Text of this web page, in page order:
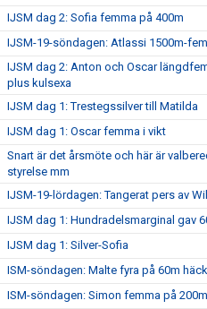
IJSM dag 2: Sofia femma på 400m
IJSM-19-söndagen: Atlassi 1500m-
IJSM dag 2: Anton och Oscar
plus kulsexa
IJSM dag 1: Trestegssilver till Matilda
IJSM dag 1: Oscar femma i vikt
Snart är det årsmöte och här är
styrelse mm
IJSM-19-lördagen: Tangerat pers av
IJSM dag 1: Hundradelsmarginal gav
IJSM dag 1: Silver-Sofia
ISM-söndagen: Malte fyra på 60m
ISM-söndagen: Simon femma på 200m